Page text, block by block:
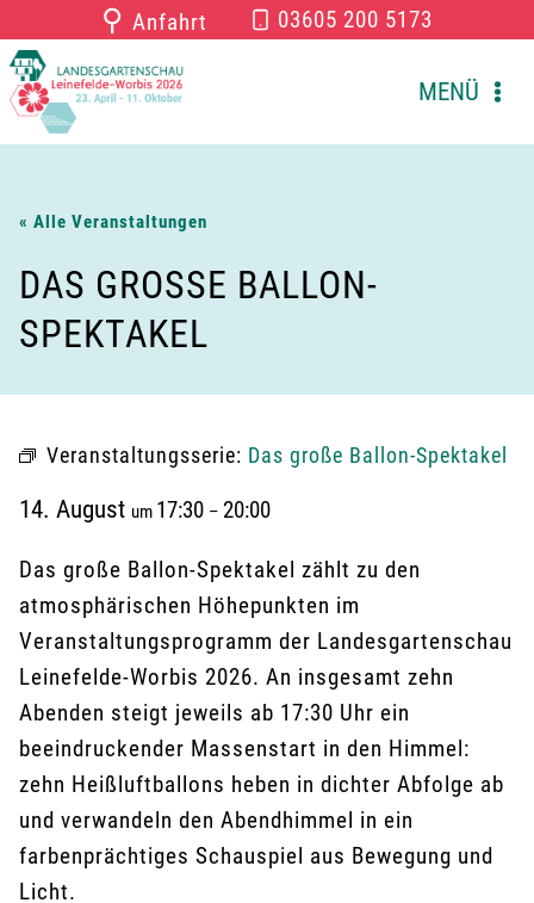
Inhalt
springen
⚲ Anfahrt 03605 200 5173
MENÜ
« Alle Veranstaltungen
DAS GROSSE BALLON-S
PEKTAKEL
Veranstaltungsserie: Das große Ballon-Spektakel
14. August um 17:30 – 20:00
Das große Ballon-Spektakel zählt zu den
atmosphärischen Höhepunkten im
Veranstaltungsprogramm der Landesgartenschau
Leinefelde-Worbis 2026. An insgesamt zehn
Abenden steigt jeweils ab 17:30 Uhr ein
beeindruckender Massenstart in den Himmel:
zehn Heißluftballons heben in dichter Abfolge ab
und verwandeln den Abendhimmel in ein
farbenprächtiges Schauspiel aus Bewegung und
Licht.